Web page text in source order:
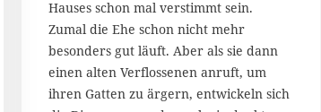
b
e
r
2
0
Hauses schon mal verstimmt sein.
Zumal die Ehe schon nicht mehr
besonders gut läuft. Aber als sie dann
einen alten Verflossenen anruft, um
ihren Gatten zu ärgern, entwickeln sich